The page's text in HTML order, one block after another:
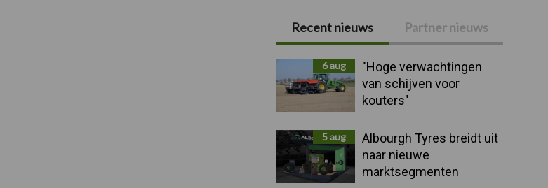
Primaire
Sidebar
Recent nieuws Partner nieuws
6 aug
"Hoge verwachtingen
van schijven voor
kouters"
5 aug
Albourgh Tyres breidt uit
naar nieuwe
marktsegmenten